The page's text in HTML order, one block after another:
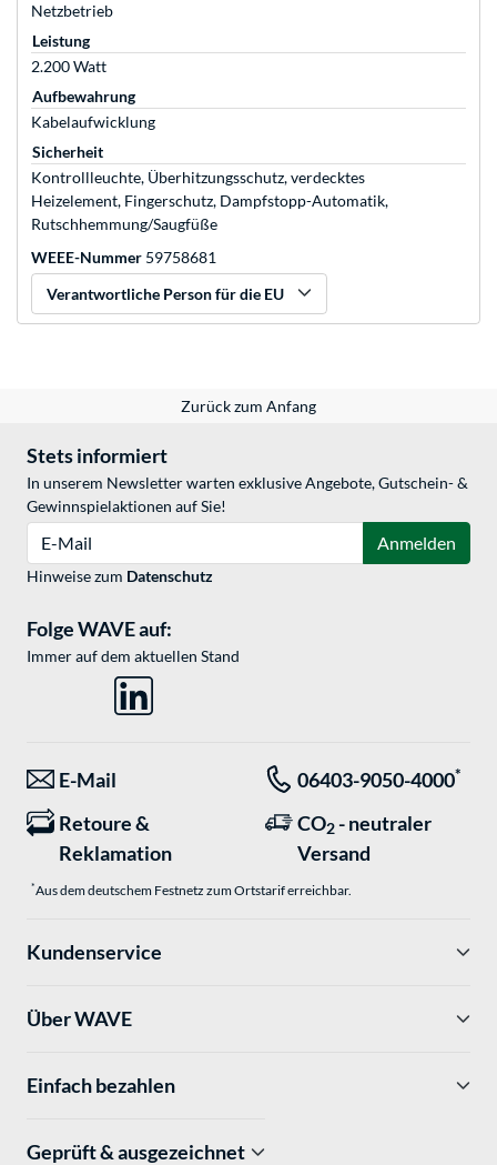
Netzbetrieb
Leistung
2.200 Watt
Aufbewahrung
Kabelaufwicklung
Sicherheit
Kontrollleuchte, Überhitzungsschutz, verdecktes
Heizelement, Fingerschutz, Dampfstopp-Automatik,
Rutschhemmung/Saugfüße
WEEE-Nummer 59758681
Verantwortliche Person für die EU
Zurück zum Anfang
Stets informiert
In unserem Newsletter warten exklusive Angebote, Gutschein- &
Gewinnspielaktionen auf Sie!
Anmelden
Hinweise zum Datenschutz
Folge WAVE auf:
Immer auf dem aktuellen Stand
E-Mail 06403-9050-4000*
Retoure &
Reklamation
CO2 - neutraler
Versand
*Aus dem deutschem Festnetz zum Ortstarif erreichbar.
Kundenservice
Über WAVE
Einfach bezahlen
Geprüft & ausgezeichnet